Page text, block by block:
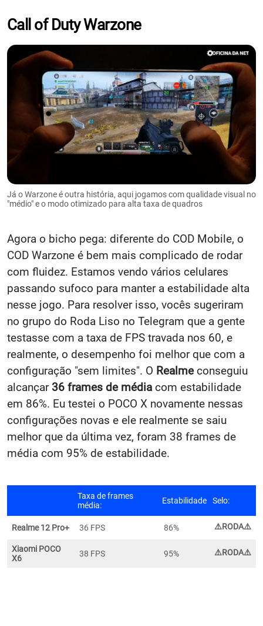
Call of Duty Warzone
Já o Warzone é outra história, aqui jogamos com qualidade visual no
"médio" e o modo otimizado para alta taxa de quadros
Agora o bicho pega: diferente do COD Mobile, o
COD Warzone é bem mais complicado de rodar
com fluidez. Estamos vendo vários celulares
passando sufoco para manter a estabilidade alta
nesse jogo. Para resolver isso, vocês sugeriram
no grupo do Roda Liso no Telegram que a gente
testasse com a taxa de FPS travada nos 60, e
realmente, o desempenho foi melhor que com a
configuração "sem limites". O Realmeconseguiu
alcançar 36 frames de média com estabilidade
em 86%. Eu testei o POCO X novamente nessas
configurações novas e ele realmente se saiu
melhor que da última vez, foram 38 frames de
média com 95% de estabilidade.
Taxa de frames
média:
Estabilidade Selo:
Realme 12 Pro+ 36 FPS 86% ⚠️RODA⚠️
Xiaomi POCO
X6
38 FPS 95% ⚠️RODA⚠️